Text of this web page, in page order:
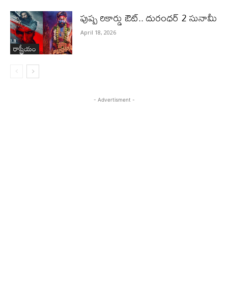
రాష్ట్రీయం
పుష్ప రికార్డు ఔట్‌.. దురంధ‌ర్ 2 సునామీ
April 18, 2026
- Advertisment -